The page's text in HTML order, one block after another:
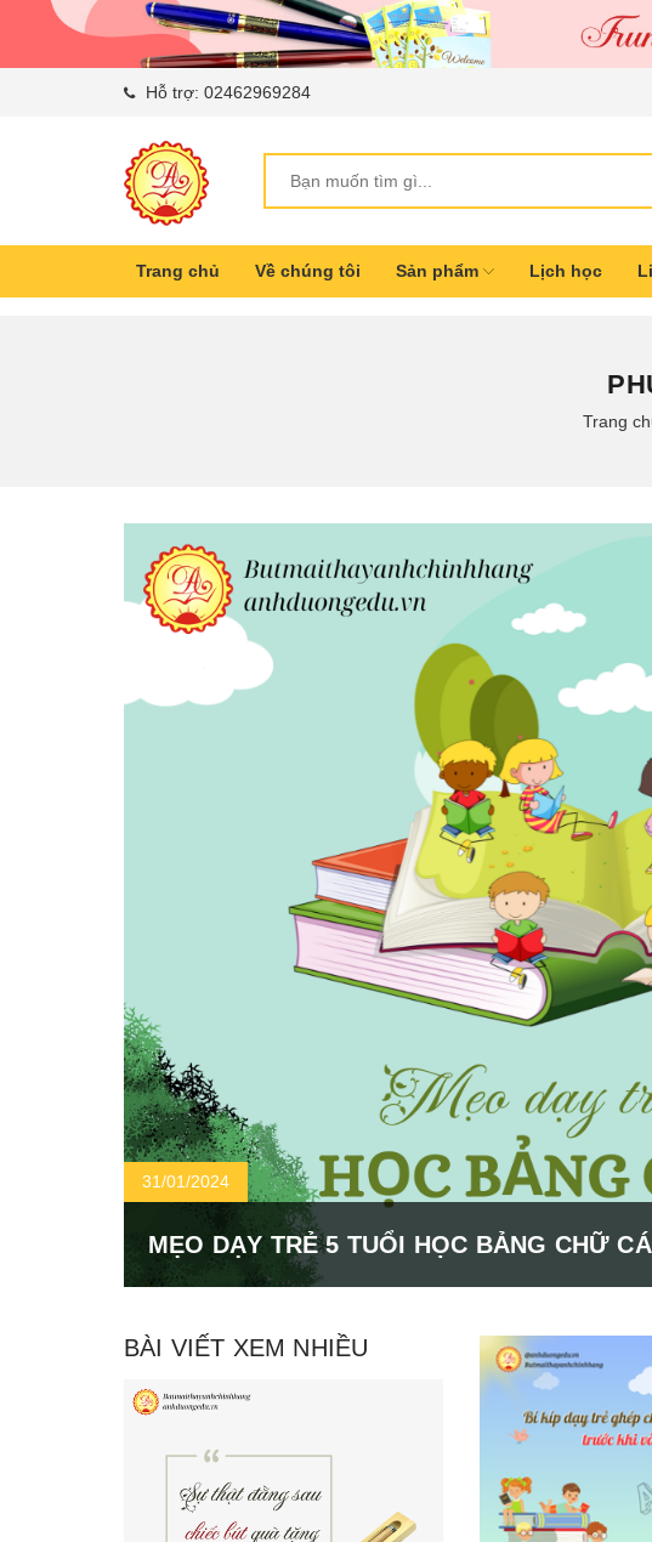
Hỗ trợ: 02462969284
Trang chủ Về chúng tôi Sản phẩm Lịch học
Trang
31/01/2024
MẸO DẠY TRẺ 5 TUỔI HỌC BẢNG CHỮ
BÀI VIẾT XEM NHIỀU